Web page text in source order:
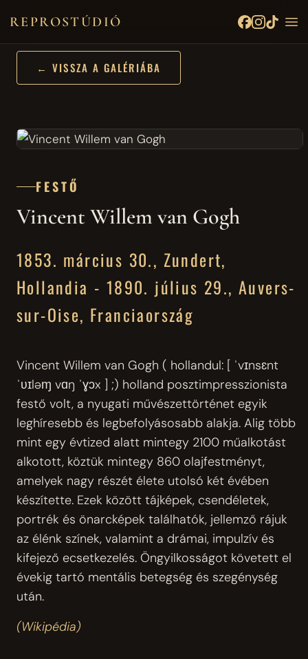
REPROSTÚDIÓ
← VISSZA A GALÉRIÁBA
FESTŐ
Vincent Willem van Gogh
1853. március 30., Zundert,
Hollandia - 1890. július 29., Auvers-
sur-Oise, Franciaország
Vincent Willem van Gogh ( hollandul: [ ˈvɪnsɛnt
ˈʋɪləɱ vɑŋ ˈɣɔx ] ;) holland posztimpresszionista
festő volt, a nyugati művészettörténet egyik
leghíresebb és legbefolyásosabb alakja. Alig több
mint egy évtized alatt mintegy 2100 műalkotást
alkotott, köztük mintegy 860 olajfestményt,
amelyek nagy részét élete utolsó két évében
készítette. Ezek között tájképek, csendéletek,
portrék és önarcképek találhatók, jellemző rájuk
az élénk színek, valamint a drámai, impulzív és
kifejező ecsetkezelés. Öngyilkosságot követett el
évekig tartó mentális betegség és szegénység
után.
(Wikipédia)